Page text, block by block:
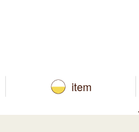
item